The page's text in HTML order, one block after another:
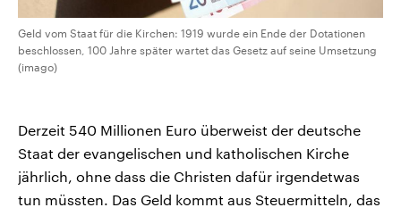
Geld vom Staat für die Kirchen: 1919 wurde ein Ende der Dotationen
beschlossen, 100 Jahre später wartet das Gesetz auf seine Umsetzung
(imago)
Derzeit 540 Millionen Euro überweist der deutsche
Staat der evangelischen und katholischen Kirche
jährlich, ohne dass die Christen dafür irgendetwas
tun müssten. Das Geld kommt aus Steuermitteln, das